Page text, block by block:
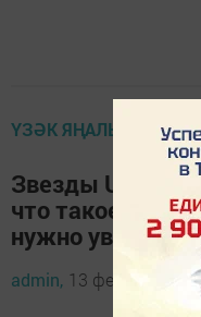
ҮЗӘК ЯҢАЛЫКЛАР
Звезды UFC,
что такое
нужно увидеть
admin, 13 февраль